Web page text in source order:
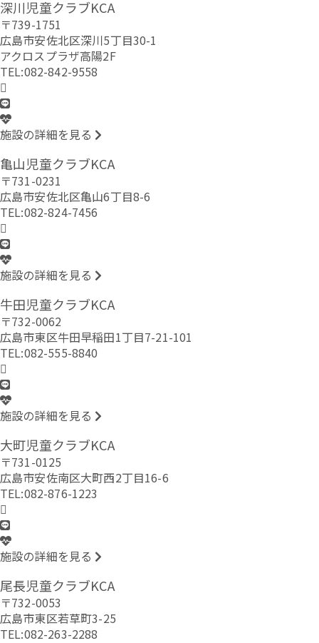
深川児童クラブKCA
〒739-1751
広島市安佐北区深川5丁目30-1
アクロスプラザ高陽2F
TEL:082-842-9558
施設の詳細を見る
亀山児童クラブKCA
〒731-0231
広島市安佐北区亀山6丁目8-6
TEL:082-824-7456
施設の詳細を見る
牛田児童クラブKCA
〒732-0062
広島市東区牛田早稲田1丁目7-21-101
TEL:082-555-8840
施設の詳細を見る
大町児童クラブKCA
〒731-0125
広島市安佐南区大町西2丁目16-6
TEL:082-876-1223
施設の詳細を見る
尾長児童クラブKCA
〒732-0053
広島市東区若草町3-25
TEL:082-263-2288